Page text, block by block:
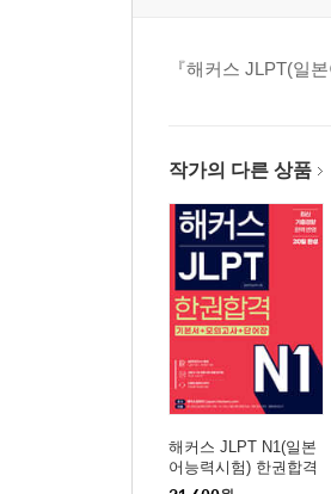
『해커스 JLPT(일
작가의 다른 상품
해커스 JLPT N1(일본
어능력시험) 한권합격